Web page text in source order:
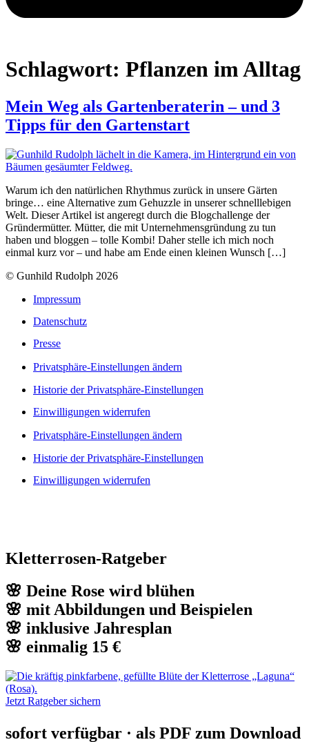
Schlagwort: Pflanzen im Alltag
Mein Weg als Gartenberaterin – und 3
Tipps für den Gartenstart
Warum ich den natürlichen Rhythmus zurück in unsere Gärten
bringe… eine Alternative zum Gehuzzle in unserer schnelllebigen
Welt. Dieser Artikel ist angeregt durch die Blogchallenge der
Gründermütter. Mütter, die mit Unternehmensgründung zu tun
haben und bloggen – tolle Kombi! Daher stelle ich mich noch
einmal kurz vor – und habe am Ende einen kleinen Wunsch […]
© Gunhild Rudolph 2026
Impressum
Datenschutz
Presse
Privatsphäre-Einstellungen ändern
Historie der Privatsphäre-Einstellungen
Einwilligungen widerrufen
Privatsphäre-Einstellungen ändern
Historie der Privatsphäre-Einstellungen
Einwilligungen widerrufen
Kletterrosen-Ratgeber
🌸 Deine Rose wird blühen
🌸 mit Abbildungen und Beispielen
🌸 inklusive Jahresplan
🌸 einmalig 15 €
Jetzt Ratgeber sichern
sofort verfügbar · als PDF zum Download